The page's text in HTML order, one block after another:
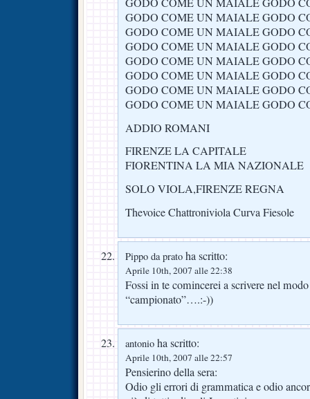
GODO COME UN MAIALE GODO
GODO COME UN MAIALE GODO
GODO COME UN MAIALE GODO
GODO COME UN MAIALE GODO
GODO COME UN MAIALE GODO
GODO COME UN MAIALE GODO
GODO COME UN MAIALE GODO
ADDIO ROMANI
FIRENZE LA CAPITALE
FIORENTINA LA MIA NAZIONALE
SOLO VIOLA,FIRENZE REGNA
Thevoice Chattroniviola Curva Fiesole
Pippo da prato ha scritto:
Aprile 10th, 2007 alle 22:38
Fossi in te comincerei a scrivere nel
“campionato”….:-))
antonio ha scritto:
Aprile 10th, 2007 alle 22:57
Pensierino della sera:
Odio gli errori di grammatica e odio